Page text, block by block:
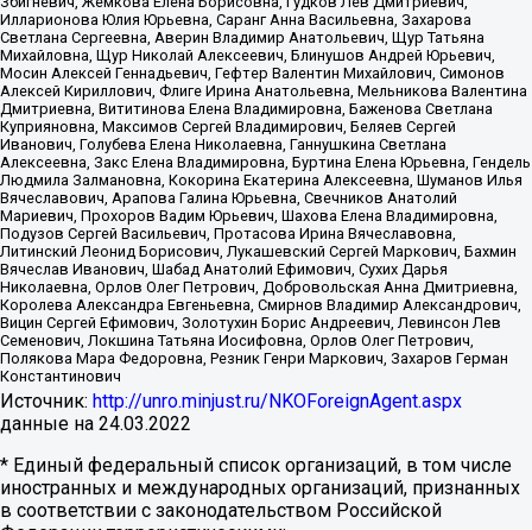
Илларионова Юлия Юрьевна, Саранг Анна Васильевна, Захарова
Светлана Сергеевна, Аверин Владимир Анатольевич, Щур Татьяна
Михайловна, Щур Николай Алексеевич, Блинушов Андрей Юрьевич,
Мосин Алексей Геннадьевич, Гефтер Валентин Михайлович, Симонов
Алексей Кириллович, Флиге Ирина Анатольевна, Мельникова Валентина
Дмитриевна, Вититинова Елена Владимировна, Баженова Светлана
Куприяновна, Максимов Сергей Владимирович, Беляев Сергей
Иванович, Голубева Елена Николаевна, Ганнушкина Светлана
Алексеевна, Закс Елена Владимировна, Буртина Елена Юрьевна, Гендель
Людмила Залмановна, Кокорина Екатерина Алексеевна, Шуманов Илья
Вячеславович, Арапова Галина Юрьевна, Свечников Анатолий
Мариевич, Прохоров Вадим Юрьевич, Шахова Елена Владимировна,
Подузов Сергей Васильевич, Протасова Ирина Вячеславовна,
Литинский Леонид Борисович, Лукашевский Сергей Маркович, Бахмин
Вячеслав Иванович, Шабад Анатолий Ефимович, Сухих Дарья
Николаевна, Орлов Олег Петрович, Добровольская Анна Дмитриевна,
Королева Александра Евгеньевна, Смирнов Владимир Александрович,
Вицин Сергей Ефимович, Золотухин Борис Андреевич, Левинсон Лев
Семенович, Локшина Татьяна Иосифовна, Орлов Олег Петрович,
Полякова Мара Федоровна, Резник Генри Маркович, Захаров Герман
Константинович
Источник: http://unro.minjust.ru/NKOForeignAgent.aspx
данные на 24.03.2022
* Единый федеральный список организаций, в том числе
иностранных и международных организаций, признанных
в соответствии с законодательством Российской